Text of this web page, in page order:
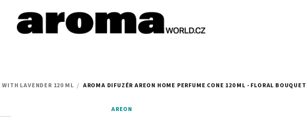
WITH LAVENDER 120 ML / AROMA DIFUZÉR AREON HOME PERFUME CONE 120 ML - FLORAL BOUQUET
AREON